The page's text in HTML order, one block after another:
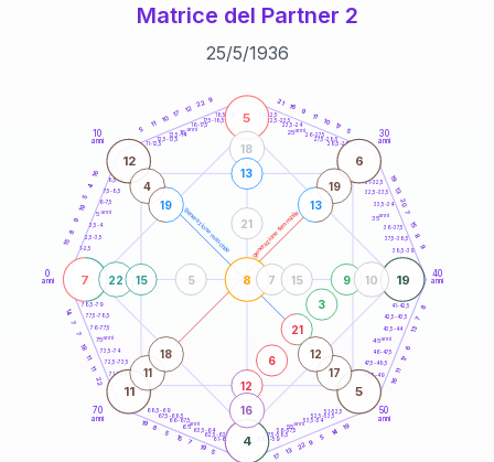
Matrice del Partner 2
25/5/1936
generazione maschile generazione femminile
0
anni
10
anni
30
anni
40
anni
50
anni
70
anni
1-2,5
2,5-3,5
3,5-4
6-7,5
7,5-8,5
8,5-9
11-12,5
12,5-13,5
13,5-14
16-17,5
17,5-18,5
18,5-19 21-22,5
22,5-23,5
23,5-24
26-27,5
27,5-28,5
28,5-29
31-32,5
32,5-33,5
33,5-34
36-37,5
37,5-38,5
38,5-39
41-42,5
42,5-43,5
43,5-44
46-47,5
47,5-48,5
48,5-49
51-52,5
52,5-53,5
53,5-54
56-57,5
57,5-58,5
58,5-59
61-62,5
62,5-63,5
63,5-64
66-67,5
67,5-68,5
68,5-69
71-72,5
72,5-73,5
73,5-74
76-77,5
77,5-78,5
78,5-79
15
8
9
19
5
4
16
5
11
10
17
12
22 9 21
16
9
11
10
17
5
19
13
20
7
15
8
9
8
7
13
6
17
11
16
19
14
5
9
22
13
17
5
19
7
15
5
8
19
22
11
11
18
7
7
14
7
5
19
4
8
12 6
11 5
12
6
21
3
9
22
18
10
16
15
13
7 15
5
21
4
19
19
13
11
18
17
12
5anni
15 anni 25anni
35anni
45anni
55anni
65anni
75anni